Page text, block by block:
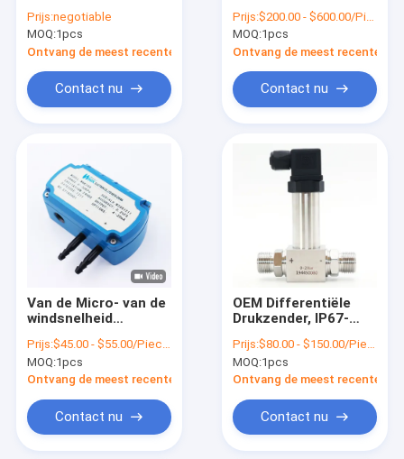
differentiële de
druksensor van WNK
hvac
Prijs:negotiable
MOQ:1pcs
Ontvang de meest recente Prijs
Contact nu
Druk Vloeibaar
Crystal Display
Prijs:$200.00 - $600.00/Pieces
MOQ:1pcs
Ontvang de meest recente
Contact nu
Van de Micro- van de
windsnelheid
1 Jaargarantie
Druksensor
Prijs:$45.00 - $55.00/Pieces
MOQ:1pcs
Ontvang de meest recente Prijs
Contact nu
OEM Differentiële
Drukzender, IP67-
Stroommeters van
de Gasstoom
Prijs:$80.00 - $150.00/Pieces
MOQ:1pcs
Ontvang de meest recente
Contact nu